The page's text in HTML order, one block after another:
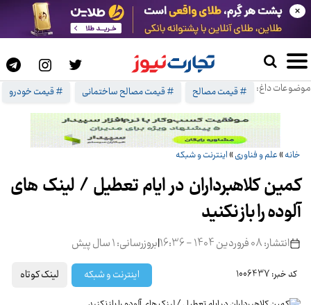
موضوعات داغ: # قیمت مصالح # قیمت مصالح ساختمانی # قیمت خودرو
×
خانه» علم و فناوری» اینترنت و شبکه
کمین کلاهبرداران در ایام تعطیل / لینک های
آلوده را باز نکنید
انتشار: 08 فروردین 1404 - 16:36 |بروزرسانی: 1 سال پیش
کد خبر: 1006437 اینترنت و شبکه لینک کوتاه